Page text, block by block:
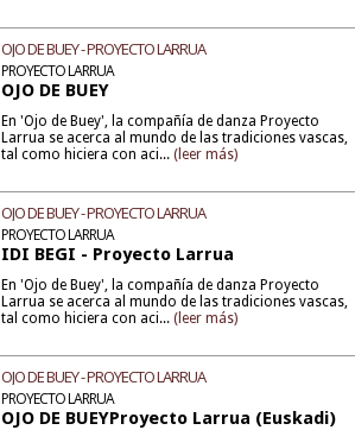
OJO DE BUEY - PROYECTO LARRUA
PROYECTO LARRUA
OJO DE BUEY
En 'Ojo de Buey', la compañía de danza Proyecto
Larrua se acerca al mundo de las tradiciones vascas,
tal como hiciera con aci...(leer más)
OJO DE BUEY - PROYECTO LARRUA
PROYECTO LARRUA
IDI BEGI - Proyecto Larrua
En 'Ojo de Buey', la compañía de danza Proyecto
Larrua se acerca al mundo de las tradiciones vascas,
tal como hiciera con aci...(leer más)
OJO DE BUEY - PROYECTO LARRUA
PROYECTO LARRUA
OJO DE BUEYProyecto Larrua (Euskadi)